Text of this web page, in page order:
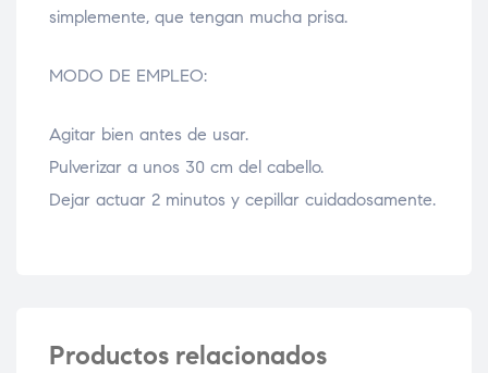
simplemente, que tengan mucha prisa.
MODO DE EMPLEO:
Agitar bien antes de usar.
Pulverizar a unos 30 cm del cabello.
Dejar actuar 2 minutos y cepillar cuidadosamente.
Productos relacionados